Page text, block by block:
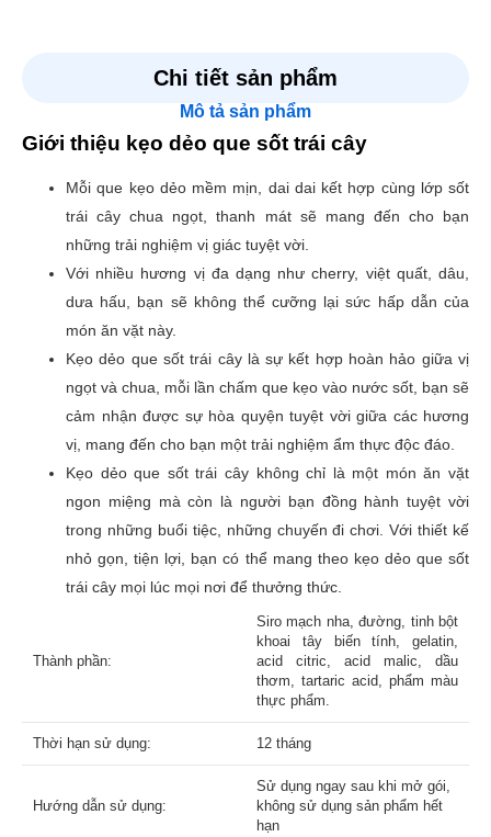
Chi tiết sản phẩm
Mô tả sản phẩm
Giới thiệu kẹo dẻo que sốt trái cây
Mỗi que kẹo dẻo mềm mịn, dai dai kết hợp cùng lớp sốt
trái cây chua ngọt, thanh mát sẽ mang đến cho bạn
những trải nghiệm vị giác tuyệt vời.
Với nhiều hương vị đa dạng như cherry, việt quất, dâu,
dưa hấu, bạn sẽ không thể cưỡng lại sức hấp dẫn của
món ăn vặt này.
Kẹo dẻo que sốt trái cây là sự kết hợp hoàn hảo giữa vị
ngọt và chua, mỗi lần chấm que kẹo vào nước sốt, bạn sẽ
cảm nhận được sự hòa quyện tuyệt vời giữa các hương
vị, mang đến cho bạn một trải nghiệm ẩm thực độc đáo.
Kẹo dẻo que sốt trái cây không chỉ là một món ăn vặt
ngon miệng mà còn là người bạn đồng hành tuyệt vời
trong những buổi tiệc, những chuyến đi chơi. Với thiết kế
nhỏ gọn, tiện lợi, bạn có thể mang theo kẹo dẻo que sốt
trái cây mọi lúc mọi nơi để thưởng thức.
Thành phần:
Siro mạch nha, đường, tinh bột
khoai tây biến tính, gelatin,
acid citric, acid malic, dầu
thơm, tartaric acid, phẩm màu
thực phẩm.
Thời hạn sử dụng: 12 tháng
Hướng dẫn sử dụng:
Sử dụng ngay sau khi mở gói,
không sử dụng sản phẩm hết
hạn
Chưa có đánh giá nào.
Email của bạn sẽ không được hiển thị công khai. Các
trường bắt buộc được đánh dấu*
Đánh giá của bạn*